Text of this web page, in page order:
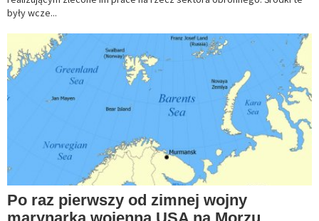
były wcze...
Po raz pierwszy od zimnej wojny